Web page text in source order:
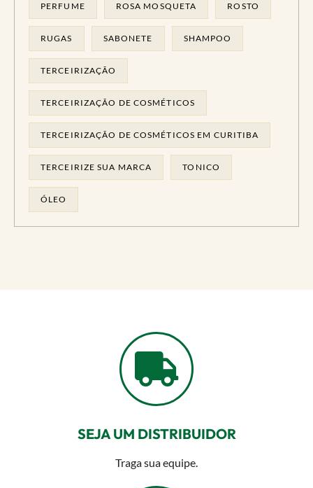
PERFUME ROSA MOSQUETA ROSTO
RUGAS SABONETE SHAMPOO
TERCEIRIZAÇÃO
TERCEIRIZAÇÃO DE COSMÉTICOS
TERCEIRIZAÇÃO DE COSMÉTICOS EM CURITIBA
TERCEIRIZE SUA MARCA TONICO
ÓLEO
SEJA UM DISTRIBUIDOR
Traga sua equipe.